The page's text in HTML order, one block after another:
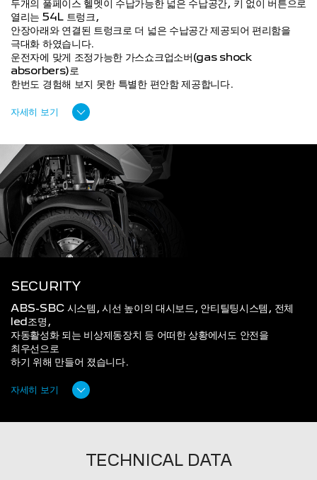
두개의 풀페이스 헬멧이 수납가능한 넓은 수납공간, 키 없이 버튼으로
열리는 54L 트렁크,
안장아래와 연결된 트렁크로 더 넓은 수납공간 제공되어 편리함을
극대화 하였습니다.
운전자에 맞게 조정가능한 가스쇼크업소버(gas shock
absorbers)로
한번도 경험해 보지 못한 특별한 편안함 제공합니다.
자세히 보기
SECURITY
ABS-SBC 시스템, 시선 높이의 대시보드, 안티틸팅시스템, 전체
led조명,
자동활성화 되는 비상제동장치 등 어떠한 상황에서도 안전을
최우선으로
하기 위해 만들어 졌습니다.
자세히 보기
TECHNICAL DATA